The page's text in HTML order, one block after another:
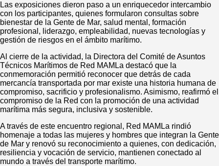
Las exposiciones dieron paso a un enriquecedor intercambio
con los participantes, quienes formularon consultas sobre
bienestar de la Gente de Mar, salud mental, formación
profesional, liderazgo, empleabilidad, nuevas tecnologías y
gestión de riesgos en el ámbito marítimo.
Al cierre de la actividad, la Directora del Comité de Asuntos
Técnicos Marítimos de Red MAMLa destacó que la
conmemoración permitió reconocer que detrás de cada
mercancía transportada por mar existe una historia humana de
compromiso, sacrificio y profesionalismo. Asimismo, reafirmó el
compromiso de la Red con la promoción de una actividad
marítima más segura, inclusiva y sostenible.
A través de este encuentro regional, Red MAMLa rindió
homenaje a todas las mujeres y hombres que integran la Gente
de Mar y renovó su reconocimiento a quienes, con dedicación,
resiliencia y vocación de servicio, mantienen conectado al
mundo a través del transporte marítimo.